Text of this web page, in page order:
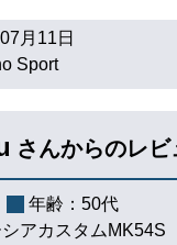
月11日
Sport
さんからのレビ
年齢： 50代
アカスタムMK54S